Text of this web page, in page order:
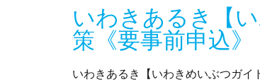
いわきあるき【
策《要事前申込》
いわきあるき【いわきめいぶつガイ